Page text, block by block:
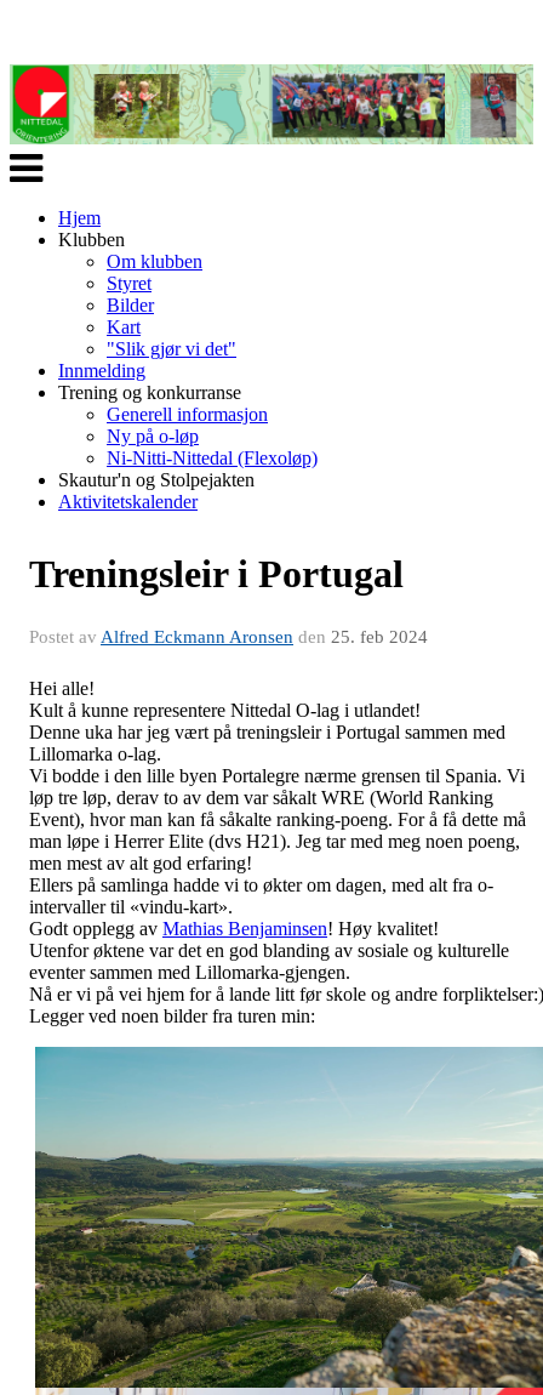
Veksle
navigasjon
Hjem
Klubben
Om klubben
Styret
Bilder
Kart
"Slik gjør vi det"
Innmelding
Trening og konkurranse
Generell informasjon
Ny på o-løp
Ni-Nitti-Nittedal (Flexoløp)
Skautur'n og Stolpejakten
Aktivitetskalender
Treningsleir i Portugal
Postet av Alfred Eckmann Aronsen den 25. feb 2024
Hei alle!
Kult å kunne representere Nittedal O-lag i utlandet!
Denne uka har jeg vært på treningsleir i Portugal sammen med
Lillomarka o-lag.
Vi bodde i den lille byen Portalegre nærme grensen til Spania. Vi
løp tre løp, derav to av dem var såkalt WRE (World Ranking
Event), hvor man kan få såkalte ranking-poeng. For å få dette må
man løpe i Herrer Elite (dvs H21). Jeg tar med meg noen poeng,
men mest av alt god erfaring!
Ellers på samlinga hadde vi to økter om dagen, med alt fra o-
intervaller til «vindu-kart».
Godt opplegg av Mathias Benjaminsen! Høy kvalitet!
Utenfor øktene var det en god blanding av sosiale og kulturelle
eventer sammen med Lillomarka-gjengen.
Nå er vi på vei hjem for å lande litt før skole og andre forpliktelser:)
Legger ved noen bilder fra turen min: